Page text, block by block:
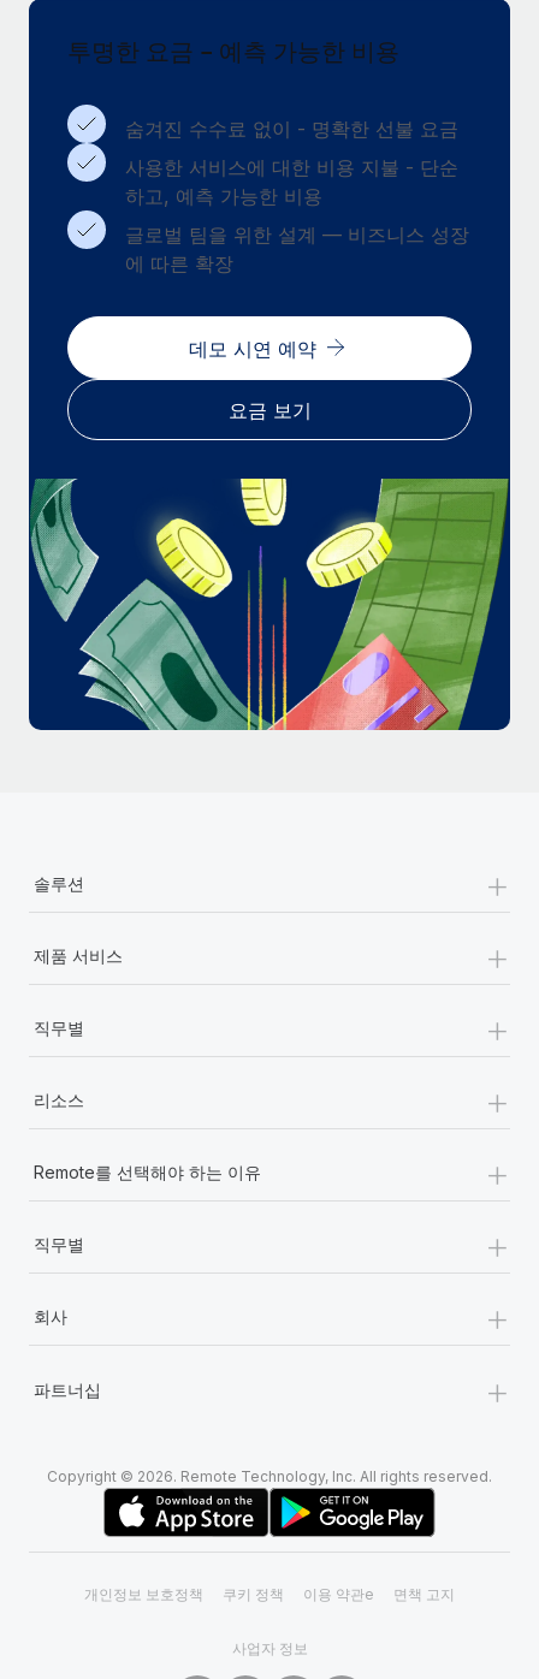
복리후생
Remote 제품 관련 소식: Gusto 및 Xero와의 통합과
Remote Contractor Management Plus
Remote의 사명은 모든 규모의 기업이 전 세계 어디서든 업무에 가
장 적합 사람을 찾아 채용 및 관리하고 급여를 지급하도록 돕는 것
입니다. 이를 위해 최근 몇 주 동안 새로운...
자세히 알아보기
Shootsta가 Remote를 통해 네 개의 시장에서 글로벌
채용을 확장한 방법
에게는 흥미롭고 전문적인 비디오 제작이 어느 때보다 중요해졌습
니다. 그러나 대부분의 회사들은 그렇게 높은 품질의...
자세히 알아보기
투명한 요금 - 예측 가능한 비용
숨겨진 수수료 없이 - 명확한 선불 요금
사용한 서비스에 대한 비용 지불 - 단순
하고, 예측 가능한 비용
글로벌 팀을 위한 설계 — 비즈니스 성장
에 따른 확장
데모 시연 예약
요금 보기
솔루션 +
제품 서비스 +
직무별 +
리소스 +
Remote를 선택해야 하는 이유 +
직무별 +
회사 +
파트너십 +
Copyright © 2026. Remote Technology, Inc. All rights reserved.
개인정보 보호정책 쿠키 정책 이용 약관e 면책 고지
사업자 정보